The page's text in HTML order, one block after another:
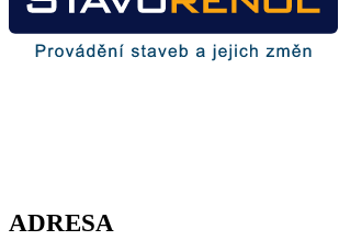
ADRESA